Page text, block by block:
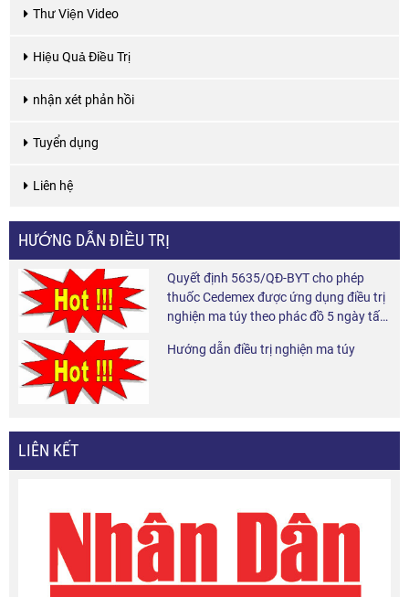
Thư Viện Video
Hiệu Quả Điều Trị
nhận xét phản hồi
Tuyển dụng
Liên hệ
HƯỚNG DẪN ĐIỀU TRỊ
Quyết định 5635/QĐ-BYT cho phép
thuốc Cedemex được ứng dụng điều trị
nghiện ma túy theo phác đồ 5 ngày tấn
Hướng dẫn điều trị nghiện ma túy
LIÊN KẾT